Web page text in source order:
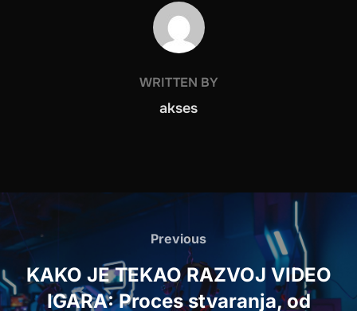
POST AUTHOR
WRITTEN BY
akses
Post
navigation
Previous
Previous
KAKO JE TEKAO RAZVOJ VIDEO
IGARA: Proces stvaranja, od